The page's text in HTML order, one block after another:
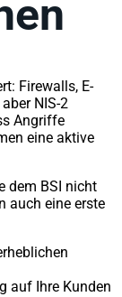
Firewalls, E-
NIS-2
Angriffe
eine aktive
dem BSI nicht
auch eine erste
auf Ihre Kunden